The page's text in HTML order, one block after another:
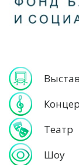
Театр
Шоу